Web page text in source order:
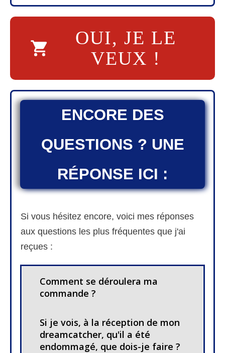
OUI, JE LE
VEUX !
ENCORE DES
QUESTIONS ? UNE
RÉPONSE ICI :
Si vous hésitez encore, voici mes réponses
aux questions les plus fréquentes que j'ai
reçues :
Comment se déroulera ma
commande ?
Si je vois, à la réception de mon
dreamcatcher, qu'il a été
endommagé, que dois-je faire ?